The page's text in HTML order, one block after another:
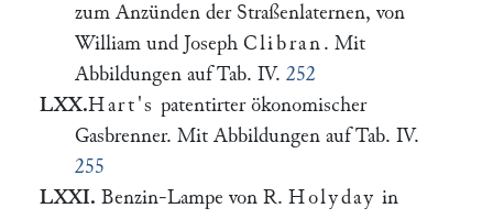
zum Anzünden der Straßenlaternen, von
William und Joseph Clibran . Mit
Abbildungen auf Tab. IV. 252
LXX.Hart's patentirter ökonomischer
Gasbrenner. Mit Abbildungen auf Tab. IV.
255
LXXI. Benzin-Lampe von R. Holyday in